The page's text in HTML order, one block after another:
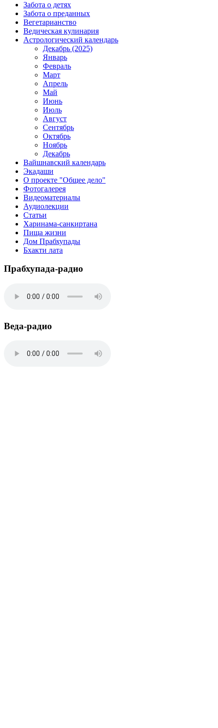
Забота о детях
Забота о преданных
Вегетарианство
Ведическая кулинария
Астрологический календарь
Декабрь (2025)
Январь
Февраль
Март
Апрель
Май
Июнь
Июль
Август
Сентябрь
Октябрь
Ноябрь
Декабрь
Вайшнавский календарь
Экадаши
О проекте "Общее дело"
Фотогалерея
Видеоматериалы
Аудиолекции
Статьи
Харинама-санкиртана
Пища жизни
Дом Прабхупады
Бхакти лата
Прабхупада-радио
Веда-радио